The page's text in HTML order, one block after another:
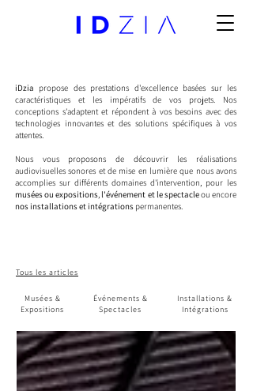
iDzia propose des prestations d'excellence basées sur les
caractéristiques et les impératifs de vos projets. Nos
conceptions s'adaptent et répondent à vos besoins avec des
technologies innovantes et des solutions spécifiques à vos
attentes.
Nous vous proposons de découvrir les réalisations
audiovisuelles sonores et de mise en lumière que nous avons
accomplies sur différents domaines d'intervention, pour les
musées ou expositions, l'événement et le spectacleou encore
nos installations et intégrations permanentes.
Tous les articles
Musées &
Expositions
Événements &
Spectacles
Installations &
Intégrations